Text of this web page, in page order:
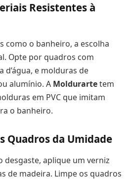
Resistentes à
como o banheiro, a escolha
Opte por quadros com
d’água, e molduras de
alumínio. A Moldurartetem
em PVC que imitam
o banheiro.
Quadros da Umidade
desgaste, aplique um verniz
de madeira. Limpe os quadros